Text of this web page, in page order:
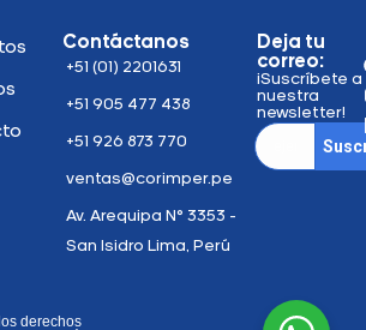
Contáctanos
+51 (01) 2201631
+51 905 477 438
+51 926 873 770
ventas@corimper.pe
Av. Arequipa N° 3353 -
San Isidro Lima, Perú
Deja tu
correo:
¡Suscríbete a
nuestra
newsletter!
derechos